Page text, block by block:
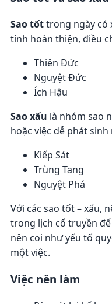
Sao tốttrong ngày có
tính hoàn thiện, điều
Thiên Đức
Nguyệt Đức
Ích Hậu
Sao xấu là nhóm sao
hoặc việc dễ phát sinh
Kiếp Sát
Trùng Tang
Nguyệt Phá
Với các sao tốt – xấu,
trong lịch cổ truyền
nên coi như yếu tố
một việc.
Việc nên làm